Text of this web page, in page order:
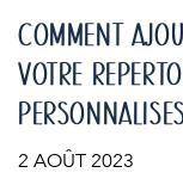
COMMENT
VOTRE
2 AOÛT 2023